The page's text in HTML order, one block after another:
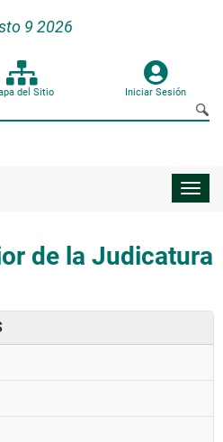
9 2026
del Sitio Iniciar Sesión
de la Judicatura